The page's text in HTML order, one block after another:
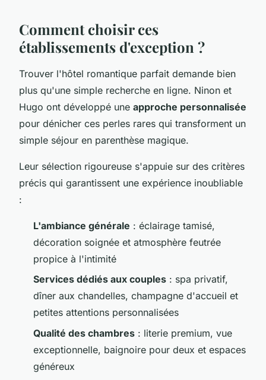
Comment choisir ces
établissements d'exception ?
Trouver l'hôtel romantique parfait demande bien
plus qu'une simple recherche en ligne. Ninon et
Hugo ont développé une approche personnalisée
pour dénicher ces perles rares qui transforment un
simple séjour en parenthèse magique.
Leur sélection rigoureuse s'appuie sur des critères
précis qui garantissent une expérience inoubliable
:
L'ambiance générale : éclairage tamisé,
décoration soignée et atmosphère feutrée
propice à l'intimité
Services dédiés aux couples : spa privatif,
dîner aux chandelles, champagne d'accueil et
petites attentions personnalisées
Qualité des chambres : literie premium, vue
exceptionnelle, baignoire pour deux et espaces
généreux